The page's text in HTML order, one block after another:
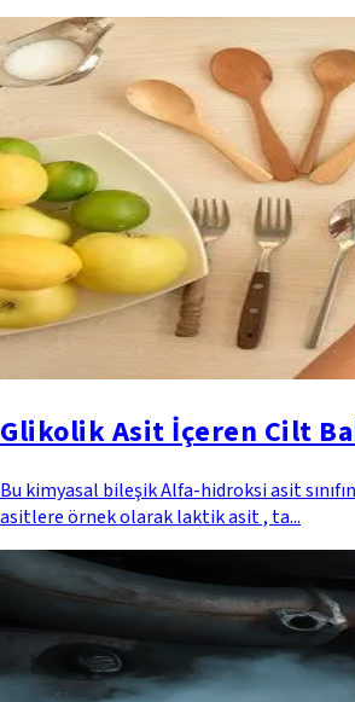
Glikolik Asit İçeren Cilt
Bu kimyasal bileşik Alfa-hidroksi asit
asitlere örnek olarak laktik asit , ta...